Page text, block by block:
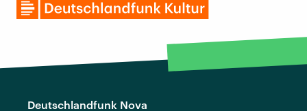
Deutschlandfunk Nova